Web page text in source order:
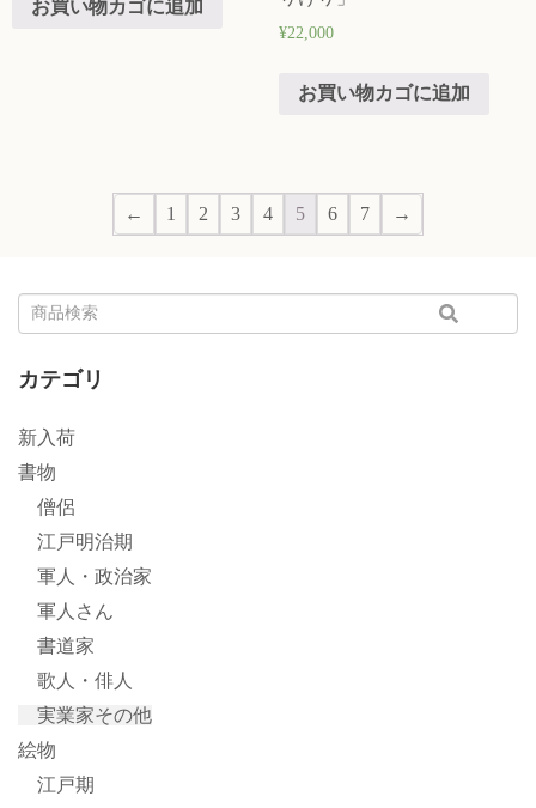
お買い物カゴに追加
¥22,000
お買い物カゴに追加
← 1 2 3 4 5 6 7 →
カテゴリ
新入荷
書物
僧侶
江戸明治期
軍人・政治家
軍人さん
書道家
歌人・俳人
実業家その他
絵物
江戸期